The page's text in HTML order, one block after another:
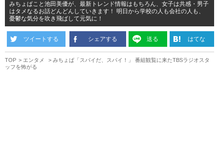
みちょぱこと池田美優が、最新トレンド情報はもちろん、女子は共感・男子
はタメなるお話どんどんしていきます！ 明日から学校の人も会社の人も、
憂鬱な気分を吹き飛ばして元気に！
ツイートする シェアする 送る はてな
TOP エンタメ
みちょぱ「スパイだ、スパイ！」 番組観覧に来たTBSラジオスタ
ッフを怖がる